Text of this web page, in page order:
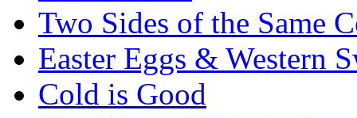
Two Sides of the Same
Easter Eggs & Western
Cold is Good